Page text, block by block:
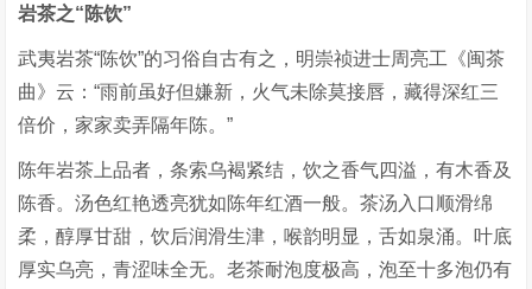
岩茶之“陈饮”
武夷岩茶“陈饮”的习俗自古有之，明崇祯进士周亮工《闽茶
曲》云：“雨前虽好但嫌新，火气未除莫接唇，藏得深红三
倍价，家家卖弄隔年陈。”
陈年岩茶上品者，条索乌褐紧结，饮之香气四溢，有木香及
陈香。汤色红艳透亮犹如陈年红酒一般。茶汤入口顺滑绵
柔，醇厚甘甜，饮后润滑生津，喉韵明显，舌如泉涌。叶底
厚实乌亮，青涩味全无。老茶耐泡度极高，泡至十多泡仍有